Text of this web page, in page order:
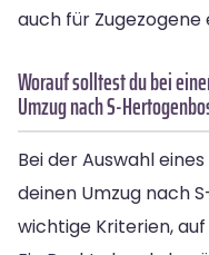
auch für
Worauf solltest du bei
Umzug nach S-
Bei der Auswahl
deinen Umzug nach
wichtige Kriterien,